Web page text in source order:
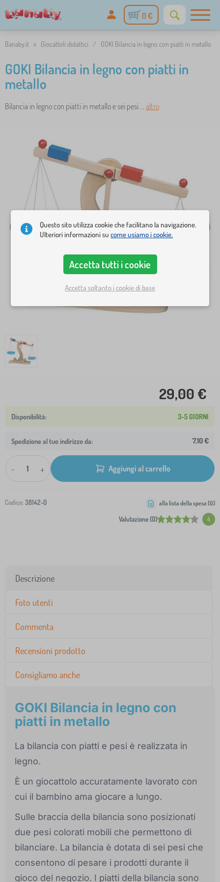
0 €
Banaby.it » Giocattoli didattici / GOKI Bilancia in legno con piatti in metallo
GOKI Bilancia in legno con piatti in
metallo
Bilancia in legno con piatti in metallo e sei pesi. .. altro
29,00 €
3-5 GIORNI
Spedizione al tuo indirizzo da: 7,10 €
- + Aggiungi al carrello
Codice: 38142-0
Valutazione (0) 4
alla lista della spesa (0)
Descrizione
Foto utenti
Commenta
Recensioni prodotto
Consigliamo anche
GOKI Bilancia in legno con
piatti in metallo
La bilancia con piatti e pesi è realizzata in
legno.
È un giocattolo accuratamente lavorato con
cui il bambino ama giocare a lungo.
Sulle braccia della bilancia sono posizionati
due pesi colorati mobili che permettono di
bilanciare. La bilancia è dotata di sei pesi che
consentono di pesare i prodotti durante il
gioco del negozio. I piatti della bilancia sono
Questo sito utilizza cookie che facilitano la navigazione.
Ulteriori informazioni sucome usiamo i cookie.
Accetta tutti i cookie
Accetta soltanto i cookie di base